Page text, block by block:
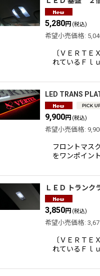
5,280円 (税込)
希望小売価格:
〔ＶＥＲＴ
れているＦｌ
LED TRANS
9,900円 (税込)
希望小売価格:
フロントマス
をワンポイン
ＬＥＤ トランク
3,850円 (税込)
希望小売価格:
〔ＶＥＲＴ
れているＦｌ